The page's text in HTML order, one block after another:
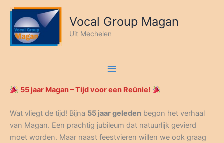
inhoud
Vocal Group Magan
Uit Mechelen
55 jaar Magan – Tijd voor een Reünie!
Wat vliegt de tijd! Bijna 55 jaar geleden begon het verhaal
van Magan. Een prachtig jubileum dat natuurlijk gevierd
moet worden. Maar naast feestvieren willen we ook graag